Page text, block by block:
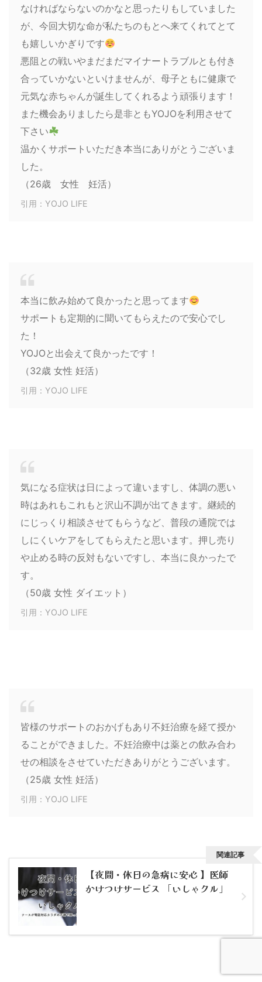
なければならないのかなと思ったりもしていました
が、今回大切な命が私たちのもとへ来てくれてとて
も嬉しいかぎりです
悪阻との戦いやまだまだマイナートラブルとも付き
合っていかないといけませんが、母子ともに健康で
元気な赤ちゃんが誕生してくれるよう頑張ります！
また機会ありましたら是非ともYOJOを利用させて
下さい
温かくサポートいただき本当にありがとうございま
した。
（26歳 女性 妊活）
引用：YOJO LIFE
本当に飲み始めて良かったと思ってます
サポートも定期的に聞いてもらえたので安心でし
た！
YOJOと出会えて良かったです！
（32歳 女性 妊活）
引用：YOJO LIFE
気になる症状は日によって違いますし、体調の悪い
時はあれもこれもと沢山不調が出てきます。継続的
にじっくり相談させてもらうなど、普段の通院では
しにくいケアをしてもらえたと思います。押し売り
や止める時の反対もないですし、本当に良かったで
す。
（50歳 女性 ダイエット）
引用：YOJO LIFE
皆様のサポートのおかげもあり不妊治療を経て授か
ることができました。不妊治療中は薬との飲み合わ
せの相談をさせていただきありがとうございます。
（25歳 女性 妊活）
引用：YOJO LIFE
【夜間・休日の急病に安心 】医師
かけつけサービス 「いしゃクル」
関連記事